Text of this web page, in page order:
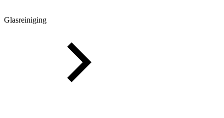
Glasreiniging